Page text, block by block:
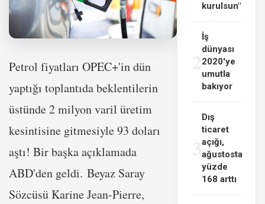
Petrol fiyatları OPEC+'in dün
yaptığı toplantıda beklentilerin
üstünde 2 milyon varil üretim
kesintisine gitmesiyle 93 doları
aştı! Bir başka açıklamada
ABD'den geldi. Beyaz Saray
Sözcüsü Karine Jean-Pierre,
kurulsun"
İş
dünyası
2020'ye
umutla
bakıyor
3
Dış
ticaret
açığı,
ağustosta
yüzde
168 arttı